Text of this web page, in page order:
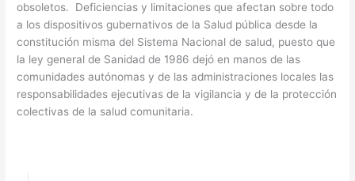
obsoletos. Deficiencias y limitaciones que afectan sobre todo
a los dispositivos gubernativos de la Salud pública desde la
constitución misma del Sistema Nacional de salud, puesto que
la ley general de Sanidad de 1986 dejó en manos de las
comunidades autónomas y de las administraciones locales las
responsabilidades ejecutivas de la vigilancia y de la protección
colectivas de la salud comunitaria.